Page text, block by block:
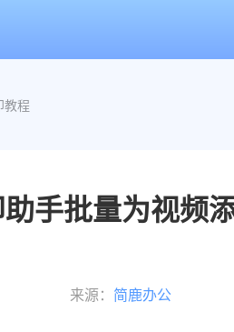
教程
手批量为视频
来源： 简鹿办公